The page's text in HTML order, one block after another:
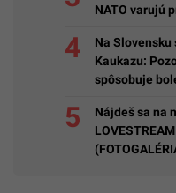
NATO varujú
Na
Kaukazu:
spôsobuje
Nájdeš sa na